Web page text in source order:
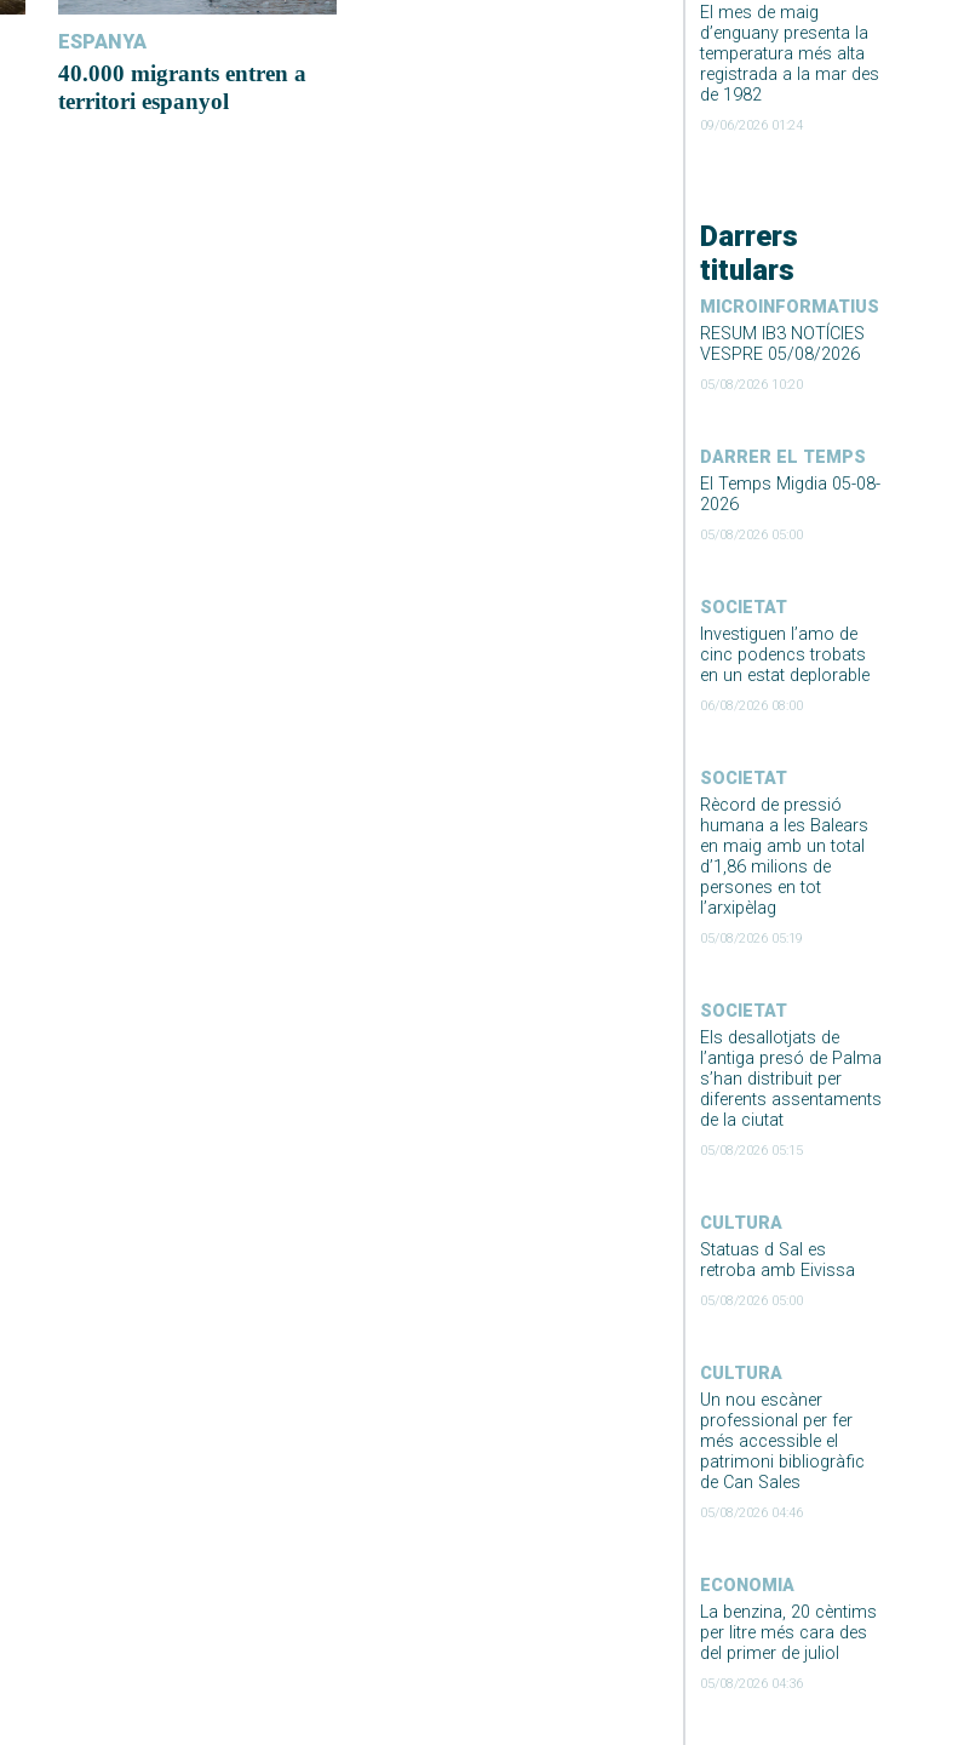
El mes de maig
d’enguany presenta la
temperatura més alta
registrada a la mar des
de 1982
09/06/2026 01:24
Darrers
titulars
MICROINFORMATIUS
RESUM IB3 NOTÍCIES
VESPRE 05/08/2026
05/08/2026 10:20
DARRER EL TEMPS
El Temps Migdia 05-08-
2026
05/08/2026 05:00
SOCIETAT
Investiguen l’amo de
cinc podencs trobats
en un estat deplorable
06/08/2026 08:00
SOCIETAT
Rècord de pressió
humana a les Balears
en maig amb un total
d’1,86 milions de
persones en tot
l’arxipèlag
05/08/2026 05:19
SOCIETAT
Els desallotjats de
l’antiga presó de Palma
s’han distribuit per
diferents assentaments
de la ciutat
05/08/2026 05:15
CULTURA
Statuas d Sal es
retroba amb Eivissa
05/08/2026 05:00
CULTURA
Un nou escàner
professional per fer
més accessible el
patrimoni bibliogràfic
de Can Sales
05/08/2026 04:46
ECONOMIA
La benzina, 20 cèntims
per litre més cara des
del primer de juliol
05/08/2026 04:36
ESPANYA
40.000 migrants entren a
territori espanyol